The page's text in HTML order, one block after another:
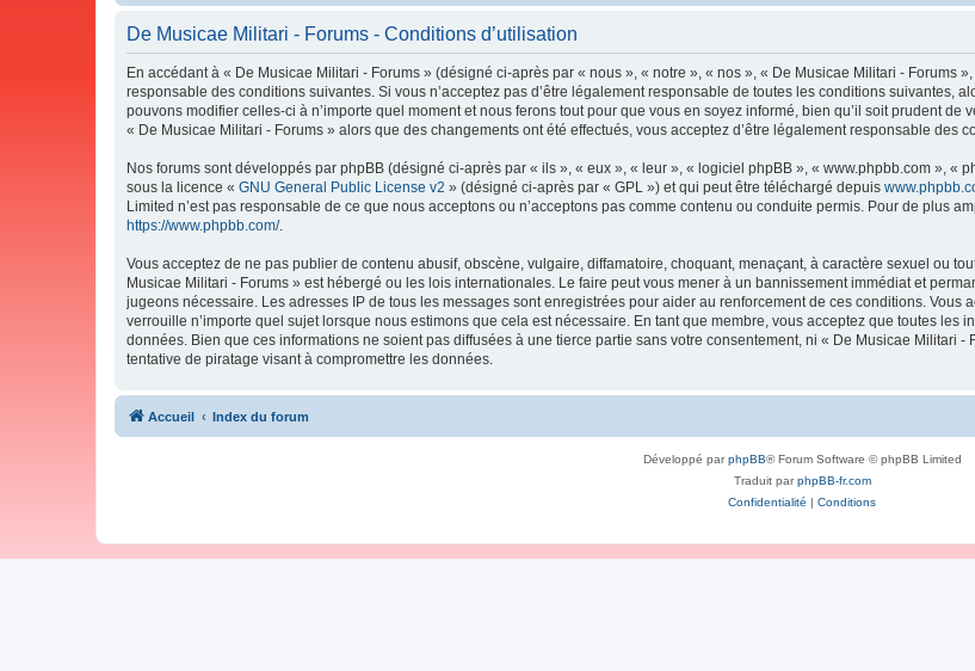
De Musicae Militari - Forums - Conditions d’utilisation
En accédant à « De Musicae Militari - Forums » (désigné ci-après par « nous », « notre », « nos », « De Musicae Militari - Forums
responsable des conditions suivantes. Si vous n’acceptez pas d’être légalement responsable de toutes les conditions suivantes,
pouvons modifier celles-ci à n’importe quel moment et nous ferons tout pour que vous en soyez informé, bien qu’il soit prudent
« De Musicae Militari - Forums » alors que des changements ont été effectués, vous acceptez d’être légalement responsable des
Nos forums sont développés par phpBB (désigné ci-après par « ils », « eux », « leur », « logiciel phpBB », « www.phpbb.com », «
sous la licence « GNU General Public License v2 » (désigné ci-après par « GPL ») et qui peut être téléchargé depuis
Limited n’est pas responsable de ce que nous acceptons ou n’acceptons pas comme contenu ou conduite permis. Pour de plus
https://www.phpbb.com/.
Vous acceptez de ne pas publier de contenu abusif, obscène, vulgaire, diffamatoire, choquant, menaçant, à caractère sexuel ou
Musicae Militari - Forums » est hébergé ou les lois internationales. Le faire peut vous mener à un bannissement immédiat et
jugeons nécessaire. Les adresses IP de tous les messages sont enregistrées pour aider au renforcement de ces conditions.
verrouille n’importe quel sujet lorsque nous estimons que cela est nécessaire. En tant que membre, vous acceptez que toutes les
données. Bien que ces informations ne soient pas diffusées à une tierce partie sans votre consentement, ni « De Musicae Militari
tentative de piratage visant à compromettre les données.
Accueil Index du forum
Développé parphpBB® Forum Software © phpBB Limited
Traduit parphpBB-fr.com
Confidentialité | Conditions